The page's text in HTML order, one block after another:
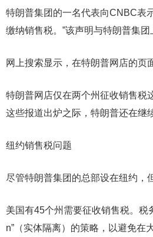
特朗普集团的一名代表向CNBC表
缴纳销售税。”该声明与特朗普集团
网上搜索显示，在特朗普网店的页
特朗普网店仅在两个州征收销售税
这些报道出炉之际，特朗普还在继
纽约销售税问题
尽管特朗普集团的总部设在纽约，
美国有45个州需要征收销售税。税
n”（实体隔离）的策略，以避免在